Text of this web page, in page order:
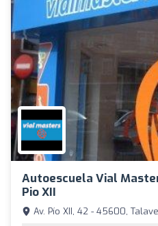
Autoescuela Vial
Pio XII
Av. Pío XII, 42 - 45600,